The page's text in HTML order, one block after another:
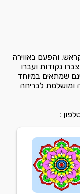
והפעם באווירה
נקודות ועברו
שמתאים במיוחד
ומושלמת לבריחה
: